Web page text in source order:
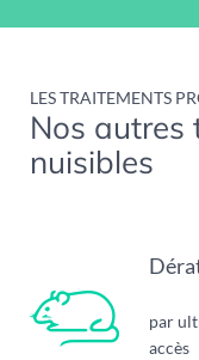
LES TRAITEMENTS
Nos
nuisibles
par
accès